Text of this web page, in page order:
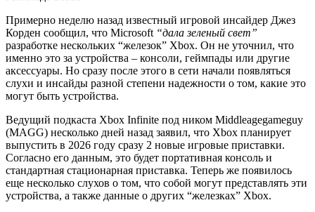
Примерно неделю назад известный игровой инсайдер Джез
Корден сообщил, что Microsoft “дала зеленый свет”
разработке нескольких “железок” Xbox. Он не уточнил, что
именно это за устройства – консоли, геймпады или другие
аксессуары. Но сразу после этого в сети начали появляться
слухи и инсайды разной степени надежности о том, какие это
могут быть устройства.
Ведущий подкаста Xbox Infinite под ником Middleagegameguy
(MAGG) несколько дней назад заявил, что Xbox планирует
выпустить в 2026 году сразу 2 новые игровые приставки.
Согласно его данным, это будет портативная консоль и
стандартная стационарная приставка. Теперь же появилось
еще несколько слухов о том, что собой могут представлять эти
устройства, а также данные о других “железках” Xbox.